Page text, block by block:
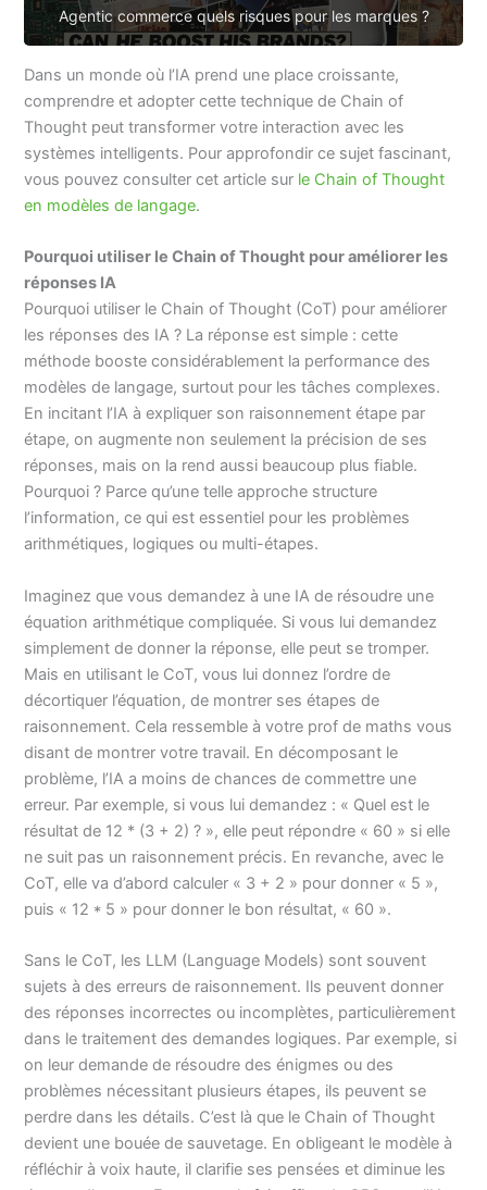
Agentic commerce quels risques pour les marques ?
Dans un monde où l’IA prend une place croissante,
comprendre et adopter cette technique de Chain of
Thought peut transformer votre interaction avec les
systèmes intelligents. Pour approfondir ce sujet fascinant,
vous pouvez consulter cet article sur le Chain of Thought
en modèles de langage.
Pourquoi utiliser le Chain of Thought pour améliorer les
réponses IA
Pourquoi utiliser le Chain of Thought (CoT) pour améliorer
les réponses des IA ? La réponse est simple : cette
méthode booste considérablement la performance des
modèles de langage, surtout pour les tâches complexes.
En incitant l’IA à expliquer son raisonnement étape par
étape, on augmente non seulement la précision de ses
réponses, mais on la rend aussi beaucoup plus fiable.
Pourquoi ? Parce qu’une telle approche structure
l’information, ce qui est essentiel pour les problèmes
arithmétiques, logiques ou multi-étapes.
Imaginez que vous demandez à une IA de résoudre une
équation arithmétique compliquée. Si vous lui demandez
simplement de donner la réponse, elle peut se tromper.
Mais en utilisant le CoT, vous lui donnez l’ordre de
décortiquer l’équation, de montrer ses étapes de
raisonnement. Cela ressemble à votre prof de maths vous
disant de montrer votre travail. En décomposant le
problème, l’IA a moins de chances de commettre une
erreur. Par exemple, si vous lui demandez : « Quel est le
résultat de 12 * (3 + 2) ? », elle peut répondre « 60 » si elle
ne suit pas un raisonnement précis. En revanche, avec le
CoT, elle va d’abord calculer « 3 + 2 » pour donner « 5 »,
puis « 12 * 5 » pour donner le bon résultat, « 60 ».
Sans le CoT, les LLM (Language Models) sont souvent
sujets à des erreurs de raisonnement. Ils peuvent donner
des réponses incorrectes ou incomplètes, particulièrement
dans le traitement des demandes logiques. Par exemple, si
on leur demande de résoudre des énigmes ou des
problèmes nécessitant plusieurs étapes, ils peuvent se
perdre dans les détails. C’est là que le Chain of Thought
devient une bouée de sauvetage. En obligeant le modèle à
réfléchir à voix haute, il clarifie ses pensées et diminue les